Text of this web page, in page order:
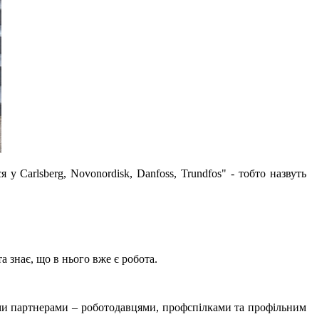
у Carlsberg, Novonordisk, Danfoss, Trundfos" - тобто назвуть
знає, що в нього вже є робота.
партнерами – роботодавцями, профспілками та профільним